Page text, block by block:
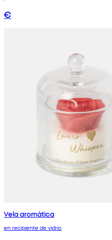
€
Vela aromática
en recipiente de vidrio